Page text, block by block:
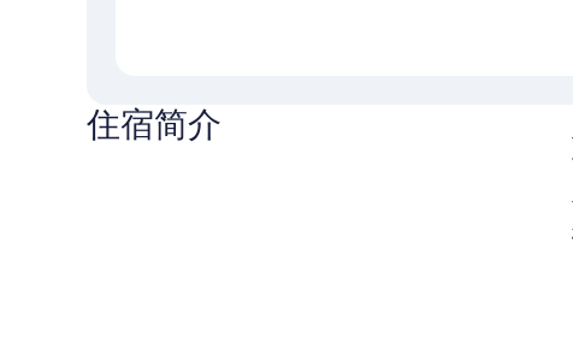
住宿简介